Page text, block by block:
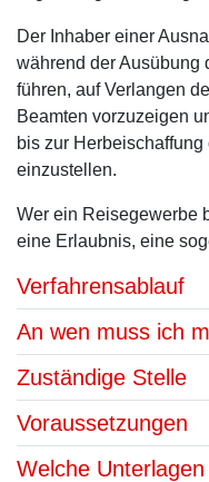
Der Inhaber einer
während der Ausübung
führen, auf Verlangen
Beamten vorzuzeigen
bis zur
einzustellen.
Wer ein Reisegewerbe
eine Erlaubnis, eine
Verfahrensablauf
An wen muss ich
Zuständige Stelle
Voraussetzungen
Welche